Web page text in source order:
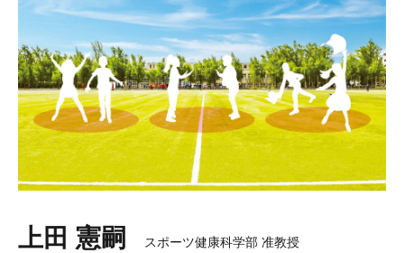
上田 憲嗣 スポーツ健康科学部 准教授